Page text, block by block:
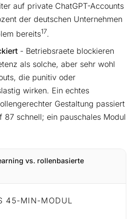
auf private ChatGPT-Accounts
der deutschen Unternehmen
bereits17.
- Betriebsraete blockieren
als solche, aber sehr wohl
die punitiv oder
wirken. Ein echtes
Gestaltung passiert
87 schnell; ein pauschales Modul
vs. rollenbasierte
45-MIN-MODUL